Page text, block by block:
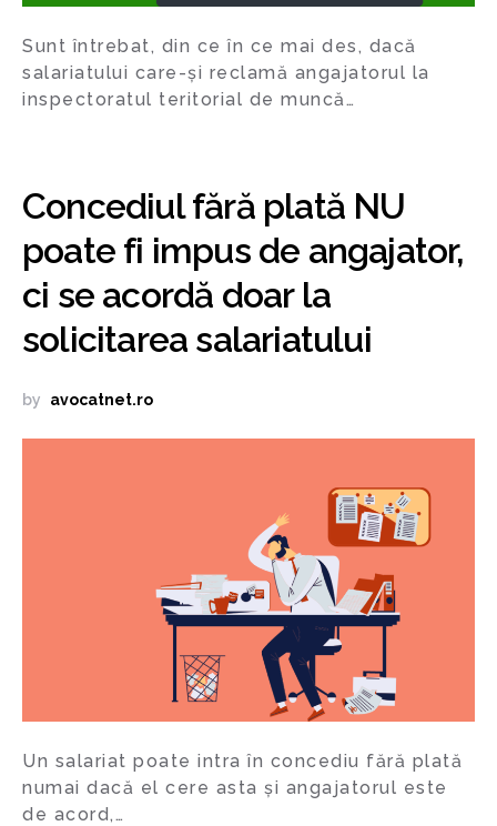
Sunt întrebat, din ce în ce mai des, dacă
salariatului care-și reclamă angajatorul la
inspectoratul teritorial de muncă…
Concediul fără plată NU
poate fi impus de angajator,
ci se acordă doar la
solicitarea salariatului
by avocatnet.ro
Un salariat poate intra în concediu fără plată
numai dacă el cere asta și angajatorul este
de acord,…